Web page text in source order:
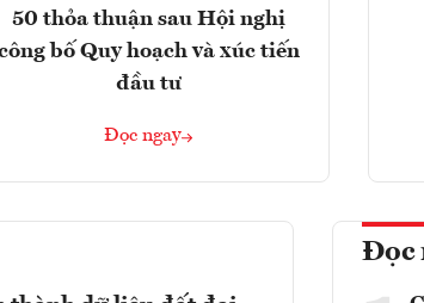
50 thỏa thuận sau Hội nghị
bố Quy hoạch và xúc tiến
đầu tư
Đọc ngay
Đọc